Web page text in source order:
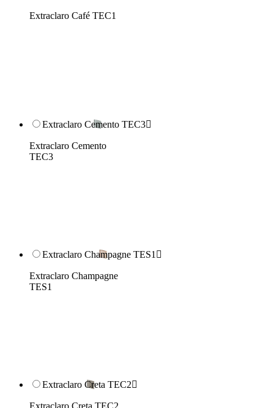
Extraclaro Café TEC1
Extraclaro Cemento TEC3
Extraclaro Cemento
TEC3
Extraclaro Champagne TES1 
Extraclaro Champagne
TES1
Extraclaro Creta TEC2
Extraclaro Creta TEC2